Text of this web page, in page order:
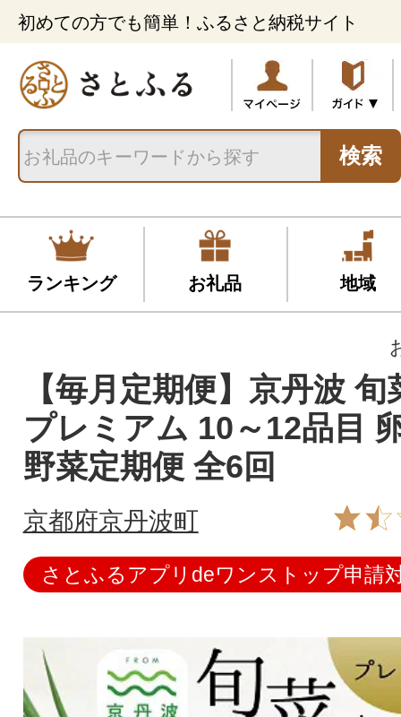
初めての方でも簡単！ふるさと納税サイト
検索
ランキング お礼品 地域
【毎月定期便】京丹波
プレミアム 10～12品目
野菜定期便 全6回
京都府京丹波町
さとふるアプリdeワンストップ申請